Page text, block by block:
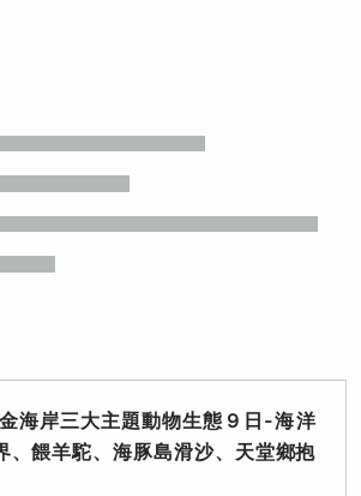
海岸三大主題動物生態９日-海洋
、餵羊駝、海豚島滑沙、天堂鄉抱